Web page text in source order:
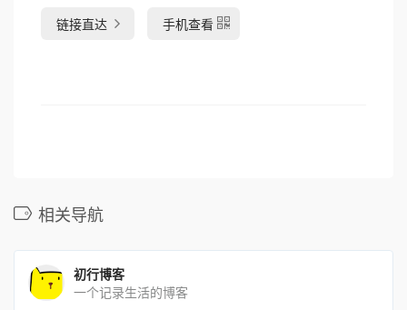
链接直达 手机查看
相关导航
初行博客
一个记录生活的博客